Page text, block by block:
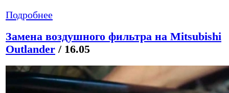
Подробнее
Замена воздушного фильтра на Mitsubishi
Outlander / 16.05